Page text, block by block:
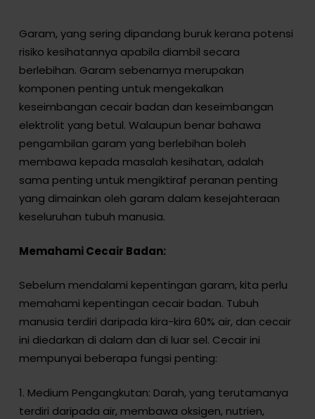
Garam, yang sering dipandang buruk kerana potensi
risiko kesihatannya apabila diambil secara
berlebihan. Garam sebenarnya merupakan
komponen penting untuk mengekalkan
keseimbangan cecair badan dan keseimbangan
elektrolit yang betul. Walaupun benar bahawa
pengambilan garam yang berlebihan boleh
membawa kepada masalah kesihatan, adalah
sama penting untuk mengiktiraf peranan penting
yang dimainkan oleh garam dalam kesejahteraan
keseluruhan tubuh manusia.
Memahami Cecair Badan:
Sebelum mendalami kepentingan garam, kita perlu
memahami kepentingan cecair badan. Tubuh
manusia terdiri daripada kira-kira 60% air, dan cecair
ini diedarkan di dalam dan di luar sel. Cecair ini
mempunyai beberapa fungsi penting:
1. Medium Pengangkutan: Darah, yang terutamanya
terdiri daripada air, membawa oksigen, nutrien,